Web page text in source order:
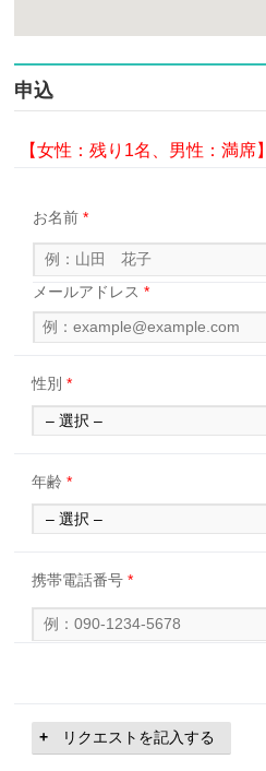
申込
【女性：残り1名、 男性：満席】
お名前*
メールアドレス*
性別*
年齢*
携帯電話番号*
リクエストを記入する